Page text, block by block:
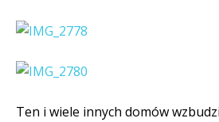
Ten i wiele innych domów